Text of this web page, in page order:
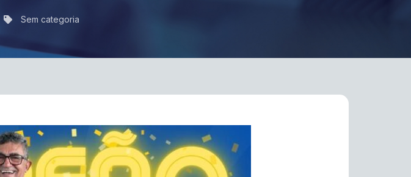
Sem categoria